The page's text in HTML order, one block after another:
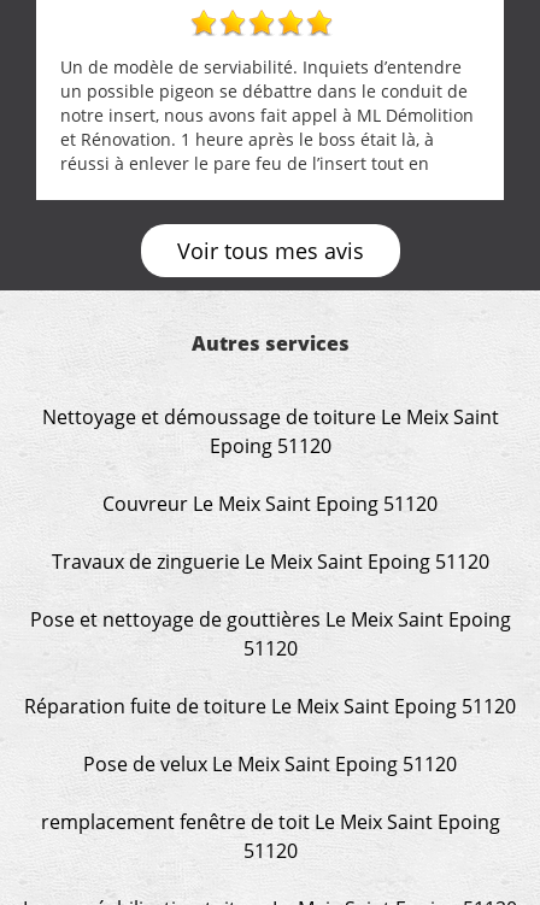
Un de modèle de serviabilité. Inquiets d’entendre
un possible pigeon se débattre dans le conduit de
notre insert, nous avons fait appel à ML Démolition
et Rénovation. 1 heure après le boss était là, à
réussi à enlever le pare feu de l’insert tout en
l’oiseau jusqu’à ce qu’il reprenne ses esprits et
puisse s’envoler. Après quoi il a procédé au
ramonage de notre insert avec dextérité et une
nombreux conseils concernant d’autres sujets. Un
entrepreneur comme on souhaite en rencontrer.
Voir tous mes avis
Autres services
Nettoyage et démoussage de toiture Le Meix Saint
Epoing 51120
Couvreur Le Meix Saint Epoing 51120
Travaux de zinguerie Le Meix Saint Epoing 51120
Pose et nettoyage de gouttières Le Meix Saint Epoing
51120
Réparation fuite de toiture Le Meix Saint Epoing 51120
Pose de velux Le Meix Saint Epoing 51120
remplacement fenêtre de toit Le Meix Saint Epoing
51120